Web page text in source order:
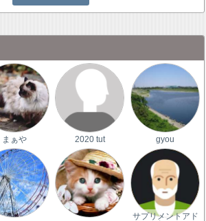
まぁや 2020 tut gyou
サプリメントアド